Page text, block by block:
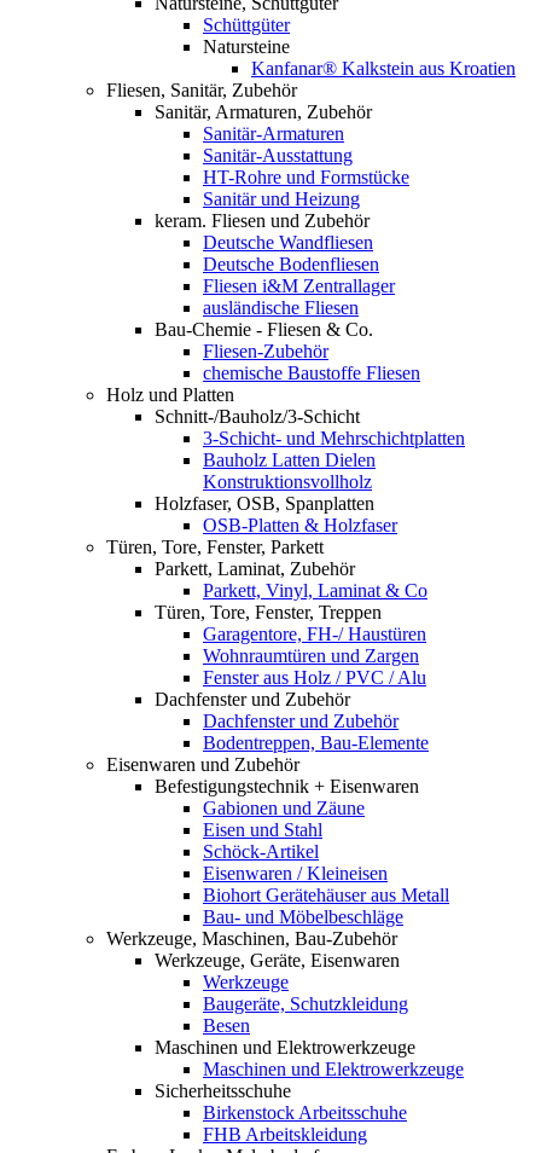
Schüttgüter
Natursteine
Kanfanar® Kalkstein aus Kroatien
Fliesen, Sanitär, Zubehör
Sanitär, Armaturen, Zubehör
Sanitär-Armaturen
Sanitär-Ausstattung
HT-Rohre und Formstücke
Sanitär und Heizung
keram. Fliesen und Zubehör
Deutsche Wandfliesen
Deutsche Bodenfliesen
Fliesen i&M Zentrallager
ausländische Fliesen
Bau-Chemie - Fliesen & Co.
Fliesen-Zubehör
chemische Baustoffe Fliesen
Holz und Platten
Schnitt-/Bauholz/3-Schicht
3-Schicht- und Mehrschichtplatten
Bauholz Latten Dielen
Konstruktionsvollholz
Holzfaser, OSB, Spanplatten
OSB-Platten & Holzfaser
Türen, Tore, Fenster, Parkett
Parkett, Laminat, Zubehör
Parkett, Vinyl, Laminat & Co
Türen, Tore, Fenster, Treppen
Garagentore, FH-/ Haustüren
Wohnraumtüren und Zargen
Fenster aus Holz / PVC / Alu
Dachfenster und Zubehör
Dachfenster und Zubehör
Bodentreppen, Bau-Elemente
Eisenwaren und Zubehör
Befestigungstechnik + Eisenwaren
Gabionen und Zäune
Eisen und Stahl
Schöck-Artikel
Eisenwaren / Kleineisen
Biohort Gerätehäuser aus Metall
Bau- und Möbelbeschläge
Werkzeuge, Maschinen, Bau-Zubehör
Werkzeuge, Geräte, Eisenwaren
Werkzeuge
Baugeräte, Schutzkleidung
Besen
Maschinen und Elektrowerkzeuge
Maschinen und Elektrowerkzeuge
Sicherheitsschuhe
Birkenstock Arbeitsschuhe
FHB Arbeitskleidung